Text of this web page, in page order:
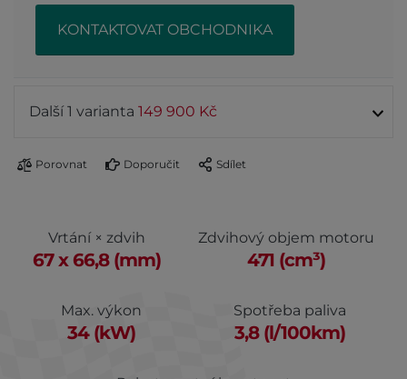
KONTAKTOVAT OBCHODNIKA
Další 1 varianta 149 900 Kč
Porovnat Doporučit Sdílet
Vrtání × zdvih
67 x 66,8 (mm)
Zdvihový objem motoru
471 (cm³)
Max. výkon
34 (kW)
Spotřeba paliva
3,8 (l/100km)